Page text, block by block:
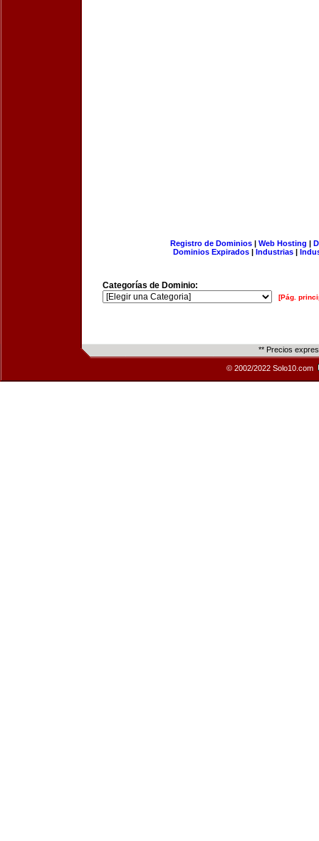
Registro de Dominios| Web Hosting |
Dominios Expirados | Industrias |
Categorías de Dominio:
[Pág.
** Precios
© 2002/2022 Solo10.com